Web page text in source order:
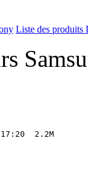
Liste des produits